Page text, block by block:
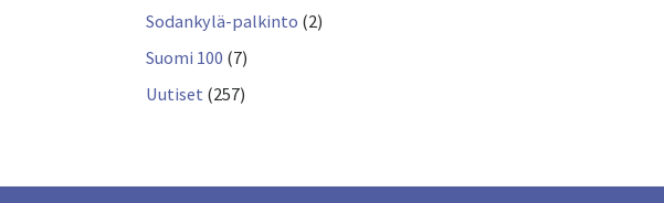
Sodankylä-palkinto (2)
Suomi 100 (7)
Uutiset (257)